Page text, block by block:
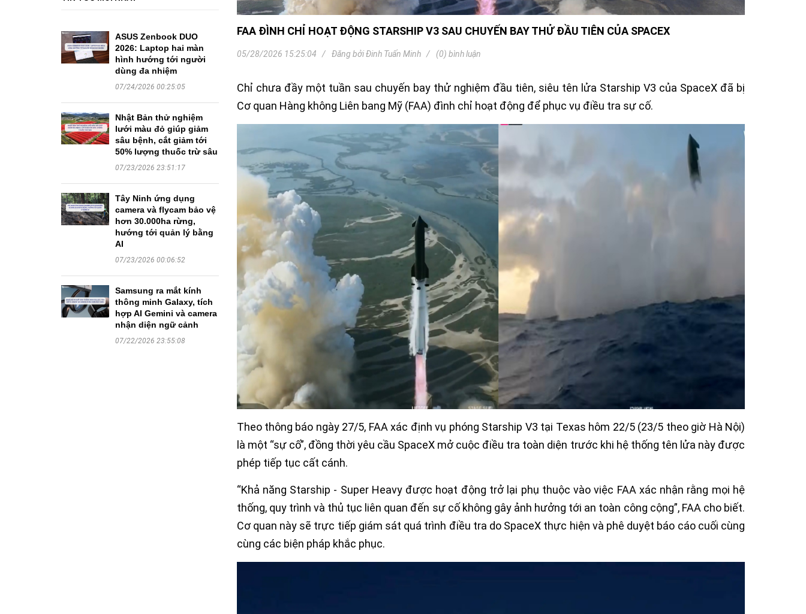
Khóa
Faster
THIẾT
BÁO
KHÓA
THÔNG
MINH
Lock
HUAWEI
ASUS Zenbook DUO
2026: Laptop hai màn
hình hướng tới người
dùng đa nhiệm
07/24/2026 00:25:05
Nhật Bản thử nghiệm
lưới màu đỏ giúp giảm
sâu bệnh, cắt giảm tới
50% lượng thuốc trừ sâu
07/23/2026 23:51:17
Tây Ninh ứng dụng
camera và flycam bảo vệ
hơn 30.000ha rừng,
hướng tới quản lý bằng
AI
07/23/2026 00:06:52
Samsung ra mắt kính
thông minh Galaxy, tích
hợp AI Gemini và camera
nhận diện ngữ cảnh
07/22/2026 23:55:08
FAA ĐÌNH CHỈ HOẠT ĐỘNG STARSHIP V3 SAU CHUYẾN BAY THỬ ĐẦU TIÊN CỦA SPACEX
05/28/2026 15:25:04 Đăng bởiĐinh Tuấn Minh (0) bình luận
Chỉ chưa đầy một tuần sau chuyến bay thử nghiệm đầu tiên, siêu tên lửa Starship V3 của SpaceX đã bị
Cơ quan Hàng không Liên bang Mỹ (FAA) đình chỉ hoạt động để phục vụ điều tra sự cố.
Theo thông báo ngày 27/5, FAA xác định vụ phóng Starship V3 tại Texas hôm 22/5 (23/5 theo giờ Hà Nội)
là một “sự cố”, đồng thời yêu cầu SpaceX mở cuộc điều tra toàn diện trước khi hệ thống tên lửa này được
phép tiếp tục cất cánh.
“Khả năng Starship - Super Heavy được hoạt động trở lại phụ thuộc vào việc FAA xác nhận rằng mọi hệ
thống, quy trình và thủ tục liên quan đến sự cố không gây ảnh hưởng tới an toàn công cộng”, FAA cho biết.
Cơ quan này sẽ trực tiếp giám sát quá trình điều tra do SpaceX thực hiện và phê duyệt báo cáo cuối cùng
cùng các biện pháp khắc phục.